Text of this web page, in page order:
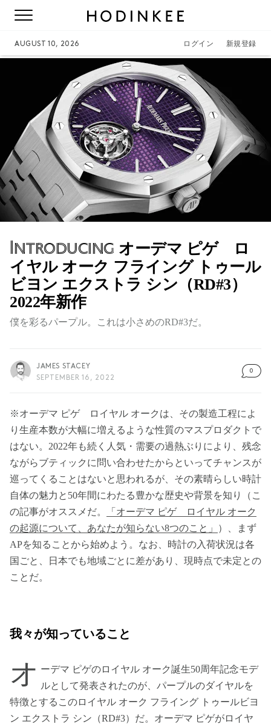
AUGUST 10, 2026 ログイン 新規登録
Introducing オーデマ ピゲ ロ
イヤル オーク フライング トゥール
ビヨン エクストラ シン（RD#3）
2022年新作
僕を彩るパープル。これは小さめのRD#3だ。
JAMES STACEY
SEPTEMBER 16, 2022
0
※オーデマ ピゲ ロイヤル オークは、その製造工程によ
り生産本数が大幅に増えるような性質のマスプロダクトで
はない。2022年も続く人気・需要の過熱ぶりにより、残念
ながらブティックに問い合わせたからといってチャンスが
巡ってくることはないと思われるが、その素晴らしい時計
自体の魅力と50年間にわたる豊かな歴史や背景を知り（こ
の記事がオススメだ。
「オーデマ ピゲ ロイヤル オーク
の起源について、あなたが知らない8つのこと」
）、まず
APを知ることから始めよう。なお、時計の入荷状況は各
国ごと、日本でも地域ごとに差があり、現時点で未定との
ことだ。
我々が知っていること
オ ーデマ ピゲのロイヤル オーク誕生50周年記念モデ
ルとして発表されたのが、パープルのダイヤルを
特徴とするこのロイヤル オーク フライング トゥールビヨ
ン エクストラ シン（RD#3）だ。オーデマ ピゲがロイヤ